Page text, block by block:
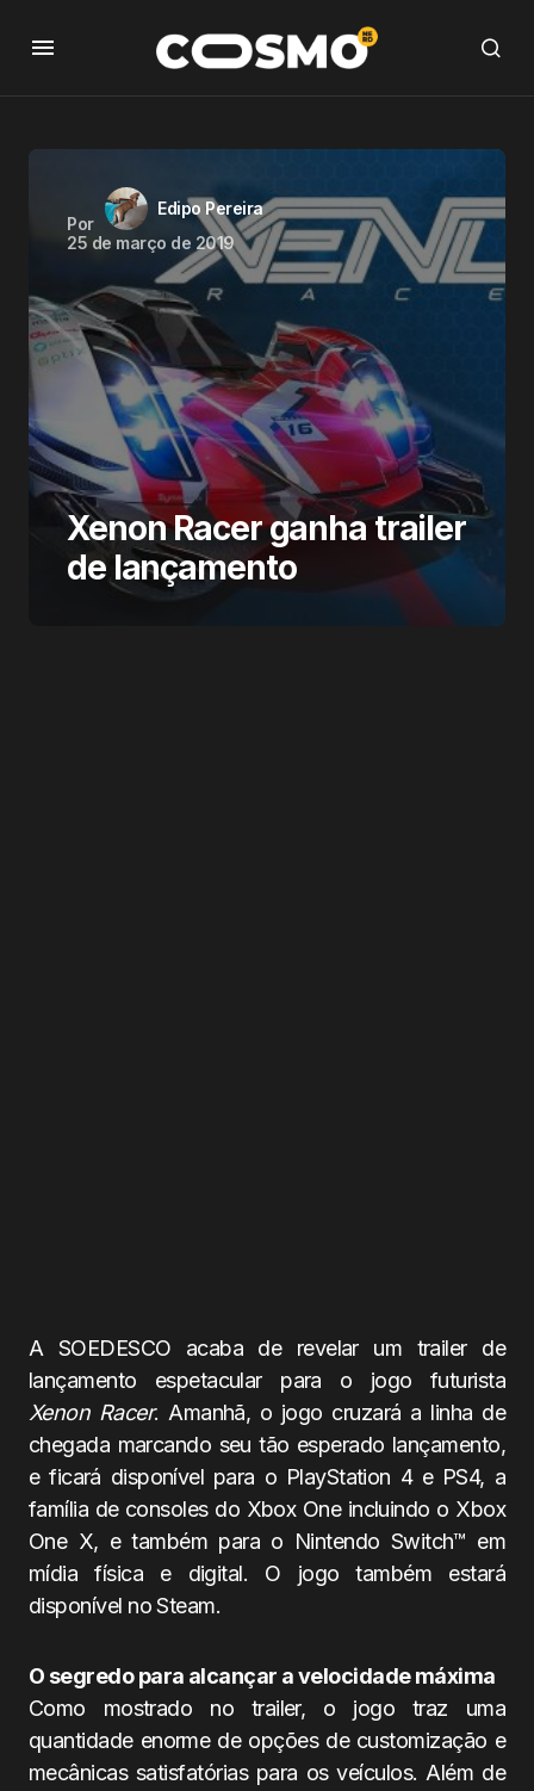
Por
Edipo Pereira
25 de março de 2019
Xenon Racer ganha trailer
de lançamento
A SOEDESCO acaba de revelar um trailer de
lançamento espetacular para o jogo futurista
Xenon Racer. Amanhã, o jogo cruzará a linha de
chegada marcando seu tão esperado lançamento,
e ficará disponível para o PlayStation 4 e PS4, a
família de consoles do Xbox One incluindo o Xbox
One X, e também para o Nintendo Switch™ em
mídia física e digital. O jogo também estará
disponível no Steam.
O segredo para alcançar a velocidade máxima
Como mostrado no trailer, o jogo traz uma
quantidade enorme de opções de customização e
mecânicas satisfatórias para os veículos. Além de